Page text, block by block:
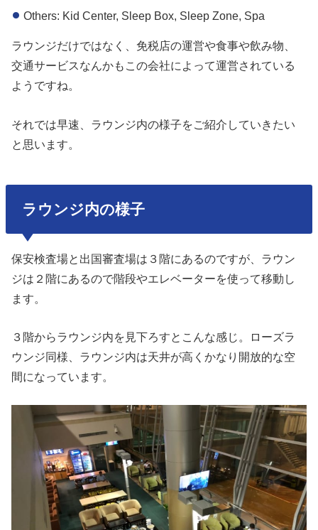
Others: Kid Center, Sleep Box, Sleep Zone, Spa
ラウンジだけではなく、免税店の運営や食事や飲み物、
交通サービスなんかもこの会社によって運営されている
ようですね。
それでは早速、ラウンジ内の様子をご紹介していきたい
と思います。
ラウンジ内の様子
保安検査場と出国審査場は３階にあるのですが、ラウン
ジは２階にあるので階段やエレベーターを使って移動し
ます。
３階からラウンジ内を見下ろすとこんな感じ。ローズラ
ウンジ同様、ラウンジ内は天井が高くかなり開放的な空
間になっています。